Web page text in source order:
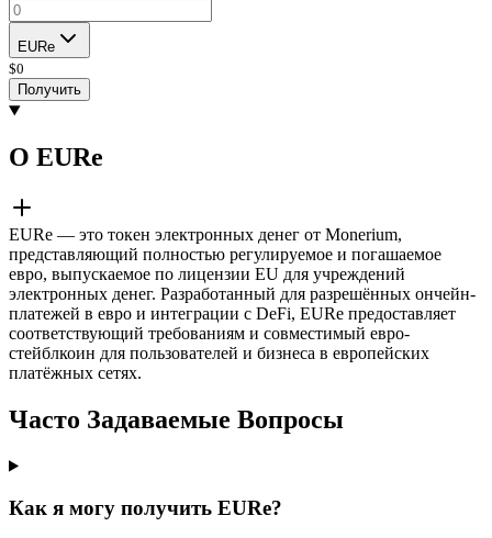
EURe
$0
Получить
О EURe
EURe — это токен электронных денег от Monerium,
представляющий полностью регулируемое и погашаемое
евро, выпускаемое по лицензии EU для учреждений
электронных денег. Разработанный для разрешённых ончейн-
платежей в евро и интеграции с DeFi, EURe предоставляет
соответствующий требованиям и совместимый евро-
стейблкоин для пользователей и бизнеса в европейских
платёжных сетях.
Часто Задаваемые Вопросы
Как я могу получить EURe?